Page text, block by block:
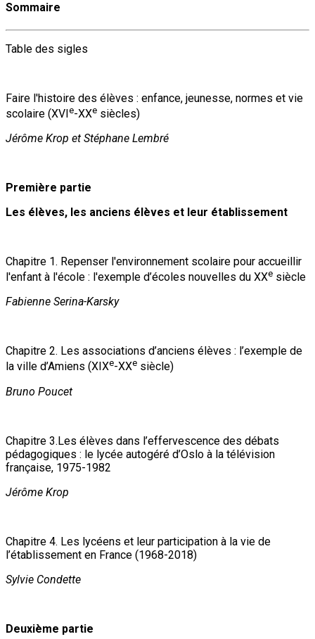
Sommaire
Table des sigles
Faire l'histoire des élèves : enfance, jeunesse, normes et vie
scolaire (XVIe-XXe siècles)
Jérôme Krop et Stéphane Lembré
Première partie
Les élèves, les anciens élèves et leur établissement
Chapitre 1. Repenser l'environnement scolaire pour accueillir
l'enfant à l'école : l'exemple d’écoles nouvelles du XXe siècle
Fabienne Serina-Karsky
Chapitre 2. Les associations d’anciens élèves : l’exemple de
la ville d’Amiens (XIXe-XXe siècle)
Bruno Poucet
Chapitre 3.Les élèves dans l’effervescence des débats
pédagogiques : le lycée autogéré d’Oslo à la télévision
française, 1975-1982
Jérôme Krop
Chapitre 4. Les lycéens et leur participation à la vie de
l’établissement en France (1968-2018)
Sylvie Condette
Deuxième partie